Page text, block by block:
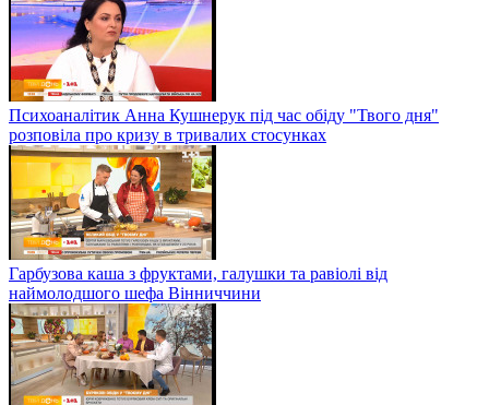
Психоаналітик Анна Кушнерук під час обіду "Твого дня"
розповіла про кризу в тривалих стосунках
Гарбузова каша з фруктами, галушки та равіолі від
наймолодшого шефа Вінниччини